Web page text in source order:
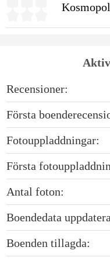
Recensioner:
Första
Fotouppladdningar:
Första
Antal foton:
Boendedata
Boenden tillagda: